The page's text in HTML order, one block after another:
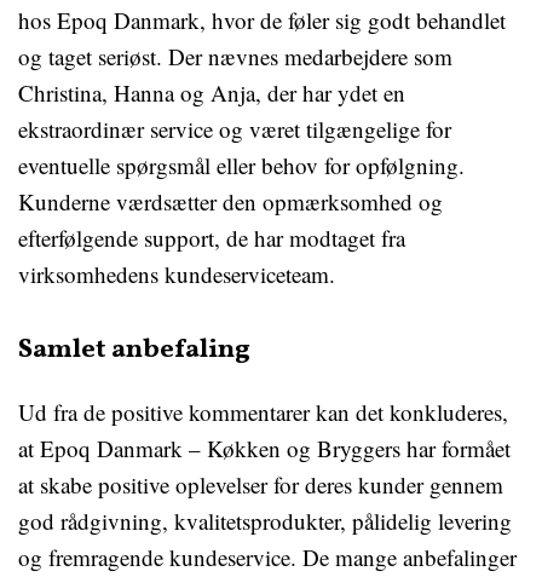
hos Epoq Danmark, hvor de føler sig godt behandlet
og taget seriøst. Der nævnes medarbejdere som
Christina, Hanna og Anja, der har ydet en
ekstraordinær service og været tilgængelige for
eventuelle spørgsmål eller behov for opfølgning.
Kunderne værdsætter den opmærksomhed og
efterfølgende support, de har modtaget fra
virksomhedens kundeserviceteam.
Samlet anbefaling
Ud fra de positive kommentarer kan det konkluderes,
at Epoq Danmark – Køkken og Bryggers har formået
at skabe positive oplevelser for deres kunder gennem
god rådgivning, kvalitetsprodukter, pålidelig levering
og fremragende kundeservice. De mange anbefalinger